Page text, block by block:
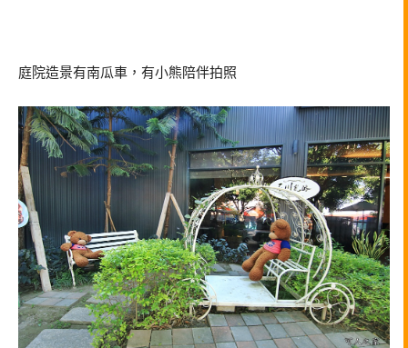
庭院造景有南瓜車，有小熊陪伴拍照